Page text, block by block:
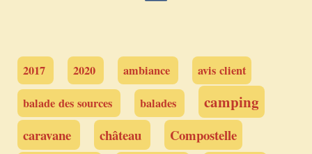
2017 2020 ambiance
avis client
balade des sources
balades camping
caravane château Compostelle